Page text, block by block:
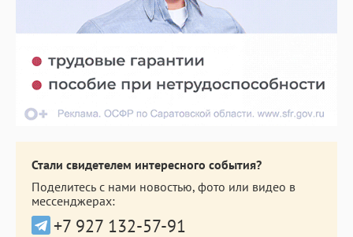
Стали свидетелем интересного события?
Поделитесь с нами новостью, фото или видео в
мессенджерах:
+7 927 132-57-91